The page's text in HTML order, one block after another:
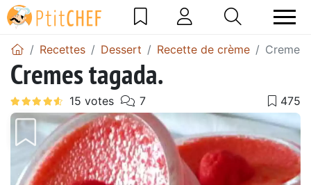
Recettes Dessert Recette de crème Cremes
Cremes tagada.